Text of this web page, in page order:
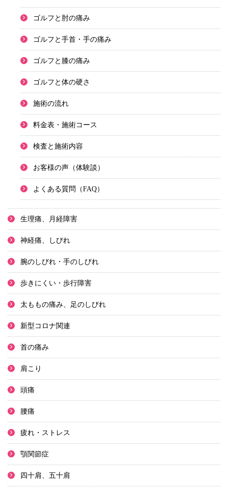
ゴルフと肘の痛み
ゴルフと手首・手の痛み
ゴルフと膝の痛み
ゴルフと体の硬さ
施術の流れ
料金表・施術コース
検査と施術内容
お客様の声（体験談）
よくある質問（FAQ）
生理痛、月経障害
神経痛、しびれ
腕のしびれ・手のしびれ
歩きにくい・歩行障害
太ももの痛み、足のしびれ
新型コロナ関連
首の痛み
肩こり
頭痛
腰痛
疲れ・ストレス
顎関節症
四十肩、五十肩